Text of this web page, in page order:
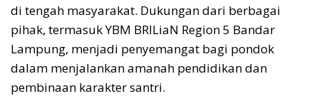
di tengah masyarakat. Dukungan dari berbagai
pihak, termasuk YBM BRILiaN Region 5 Bandar
Lampung, menjadi penyemangat bagi pondok
dalam menjalankan amanah pendidikan dan
pembinaan karakter santri.